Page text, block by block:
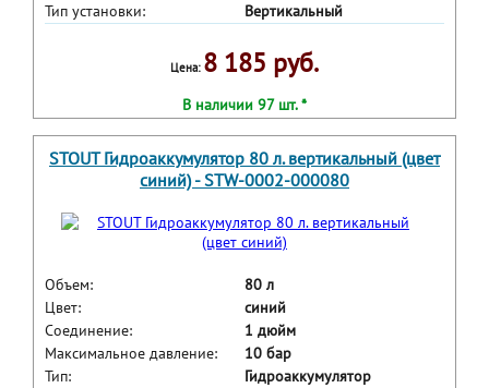
Тип установки:
Вертикальный
Цена: 8 185 руб.
В наличии 97 шт. *
STOUT Гидроаккумулятор 80 л. вертикальный (цвет
синий) - STW-0002-000080
Объем:
80 л
Цвет:
синий
Соединение:
1 дюйм
Максимальное давление:
10 бар
Тип:
Гидроаккумулятор